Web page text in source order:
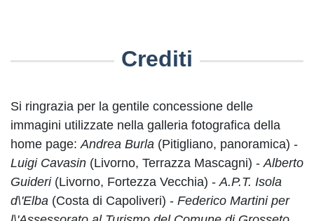
Crediti
Si ringrazia per la gentile concessione delle
immagini utilizzate nella galleria fotografica della
home page:Andrea Burla (Pitigliano, panoramica) -
Luigi Cavasin (Livorno, Terrazza Mascagni) -Alberto
Guideri(Livorno, Fortezza Vecchia) -A.P.T. Isola
d\'Elba (Costa di Capoliveri) - Federico Martini per